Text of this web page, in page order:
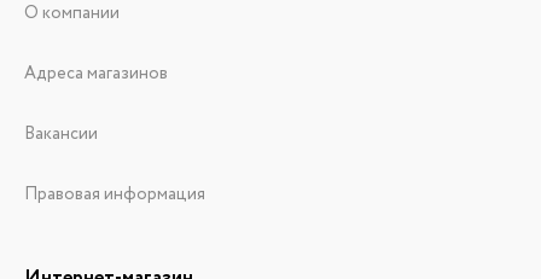
О компании
Адреса магазинов
Вакансии
Правовая информация